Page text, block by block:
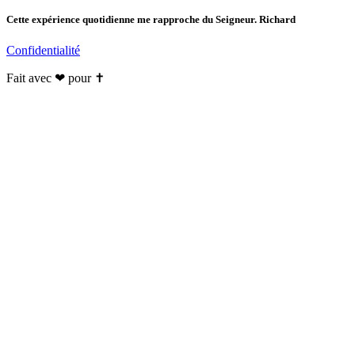
Cette expérience quotidienne me rapproche du Seigneur. Richard
Confidentialité
Fait avec ❤ pour ✝️️